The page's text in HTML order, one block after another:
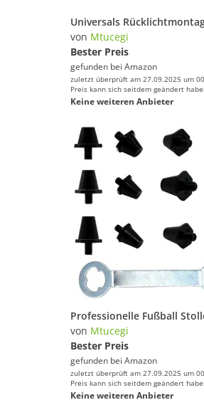
von Mtucegi
Bester Preis
gefunden bei Amazon
zuletzt überprüft am 27.09.2025 um
Preis kann sich seitdem geändert
Keine weiteren Anbieter
von Mtucegi
Bester Preis
gefunden bei Amazon
zuletzt überprüft am 27.09.2025 um
Preis kann sich seitdem geändert
Keine weiteren Anbieter